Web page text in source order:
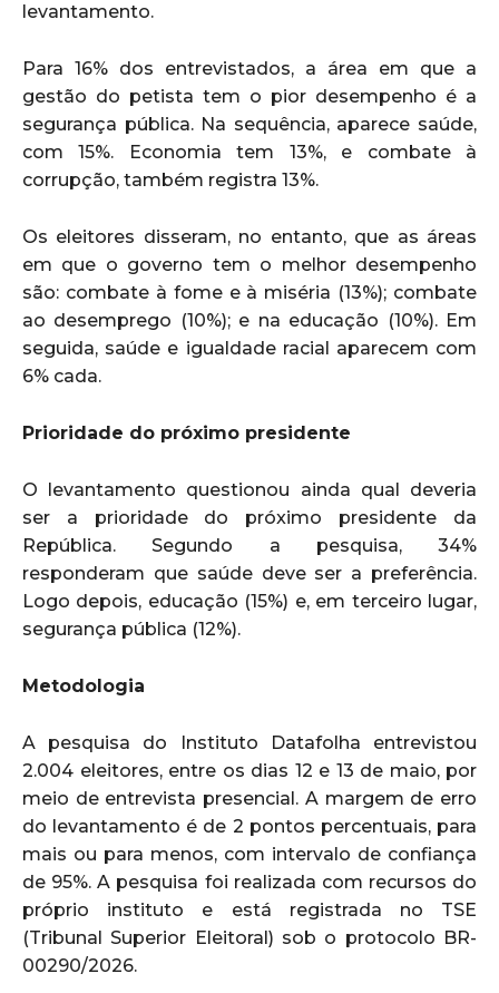
levantamento.
Para 16% dos entrevistados, a área em que a
gestão do petista tem o pior desempenho é a
segurança pública. Na sequência, aparece saúde,
com 15%. Economia tem 13%, e combate à
corrupção, também registra 13%.
Os eleitores disseram, no entanto, que as áreas
em que o governo tem o melhor desempenho
são: combate à fome e à miséria (13%); combate
ao desemprego (10%); e na educação (10%). Em
seguida, saúde e igualdade racial aparecem com
6% cada.
Prioridade do próximo presidente
O levantamento questionou ainda qual deveria
ser a prioridade do próximo presidente da
República. Segundo a pesquisa, 34%
responderam que saúde deve ser a preferência.
Logo depois, educação (15%) e, em terceiro lugar,
segurança pública (12%).
Metodologia
A pesquisa do Instituto Datafolha entrevistou
2.004 eleitores, entre os dias 12 e 13 de maio, por
meio de entrevista presencial. A margem de erro
do levantamento é de 2 pontos percentuais, para
mais ou para menos, com intervalo de confiança
de 95%. A pesquisa foi realizada com recursos do
próprio instituto e está registrada no TSE
(Tribunal Superior Eleitoral) sob o protocolo BR-
00290/2026.